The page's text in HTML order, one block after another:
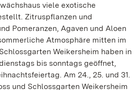
viele exotische
Zitruspflanzen und
Pomeranzen, Agaven und Aloen
Atmosphäre mitten im
Weikersheim haben in
bis sonntags geöffnet,
Am 24., 25. und 31.
und Schlossgarten Weikersheim